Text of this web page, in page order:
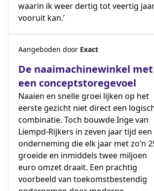
waarin ik weer dertig tot veertig
vooruit kan.’
De naaimachinewinkel met
een conceptstoregevoel
Aangeboden door Exact
Naaien en snelle groei lijken op het
eerste gezicht niet direct een
combinatie. Toch bouwde Inge van
Liempd-Rijkers in zeven jaar tijd een
onderneming die elk jaar met zo’n
groeide en inmiddels twee miljoen
euro omzet draait. Een prachtig
voorbeeld van toekomstbestendig